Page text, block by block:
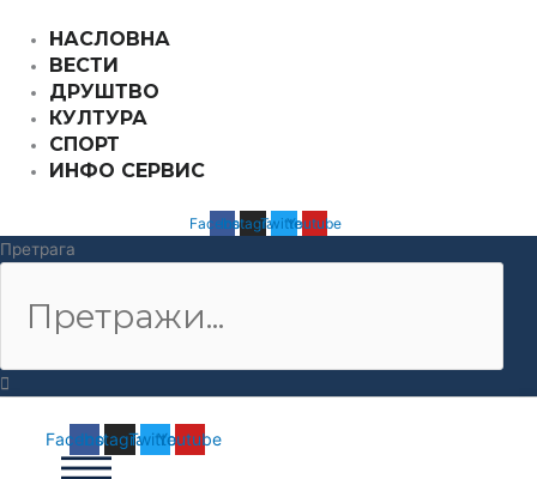
садржај
НАСЛОВНА
ВЕСТИ
ДРУШТВО
КУЛТУРА
СПОРТ
ИНФО СЕРВИС
Facebook
Instagram
TwitterYoutube
Претрага
Facebook
Instagram
TwitterYoutube